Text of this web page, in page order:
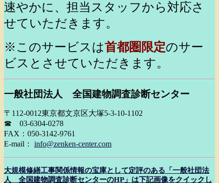
速やかに、担当スタッフから対応さ
せていただきます。
※このサービスは首都圏限定のサー
ビスとさせていただきます。
一般社団法人 全国建物調査診断センター
〒112-0012東京都文京区大塚5-3-10-1102
☎ 03-6304-0278
FAX：050-3142-9761
E-mail： info@zenken-center.com
大規模修繕工事関係情報の宝庫として定評のある「一般社団法
人 全国建物調査診断センターのHP」は下記画像をクイックし